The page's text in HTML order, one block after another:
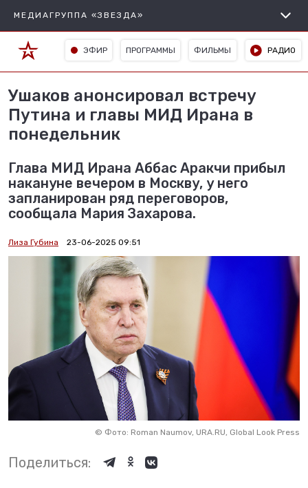
МЕДИАГРУППА «ЗВЕЗДА»
ЭФИР ПРОГРАММЫ ФИЛЬМЫ РАДИО
Ушаков анонсировал встречу
Путина и главы МИД Ирана в
понедельник
Глава МИД Ирана Аббас Аракчи прибыл
накануне вечером в Москву, у него
запланирован ряд переговоров,
сообщала Мария Захарова.
Лиза Губина 23-06-2025 09:51
© Фото: Roman Naumov, URA.RU, Global Look Press
Поделиться: